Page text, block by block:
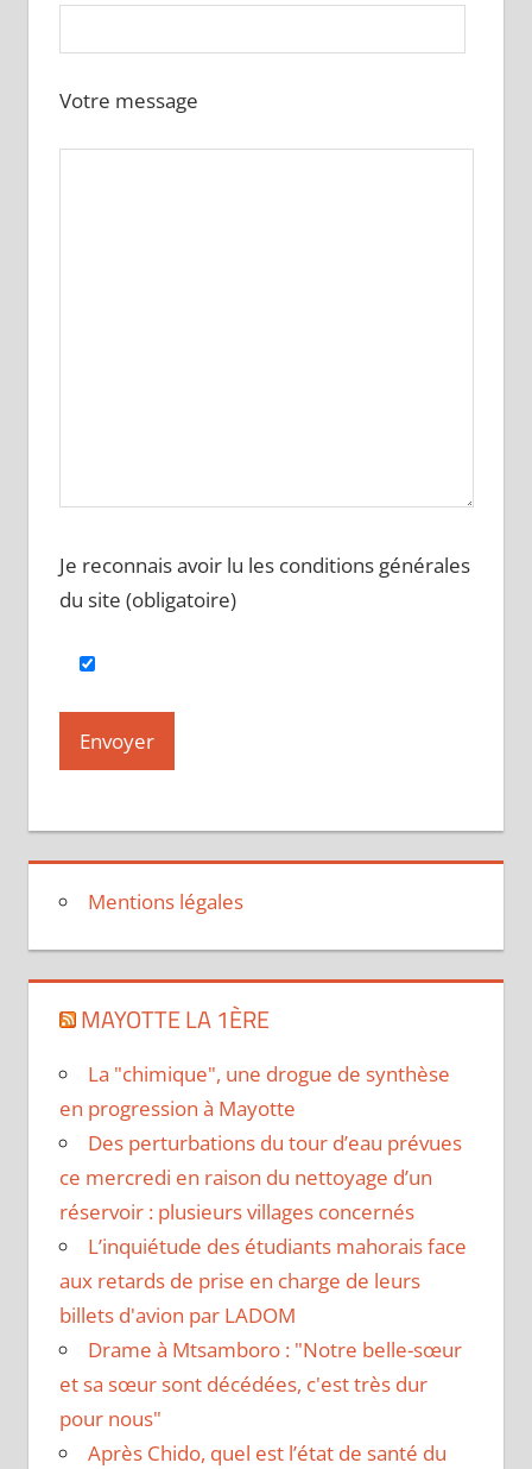
Votre message
Je reconnais avoir lu les conditions générales
du site (obligatoire)
Mentions légales
MAYOTTE LA 1ÈRE
La "chimique", une drogue de synthèse
en progression à Mayotte
Des perturbations du tour d’eau prévues
ce mercredi en raison du nettoyage d’un
réservoir : plusieurs villages concernés
L’inquiétude des étudiants mahorais face
aux retards de prise en charge de leurs
billets d'avion par LADOM
Drame à Mtsamboro : "Notre belle-sœur
et sa sœur sont décédées, c'est très dur
pour nous"
Après Chido, quel est l’état de santé du